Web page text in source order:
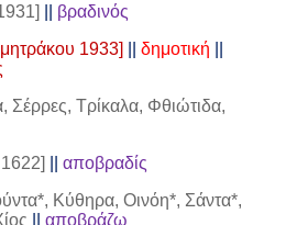
βραδινός
1933]
δημοτική
Σέρρες, Τρίκαλα, Φθιώτιδα,
αποβραδίς
Κύθηρα, Οινόη*, Σάντα*,
αποβράζω